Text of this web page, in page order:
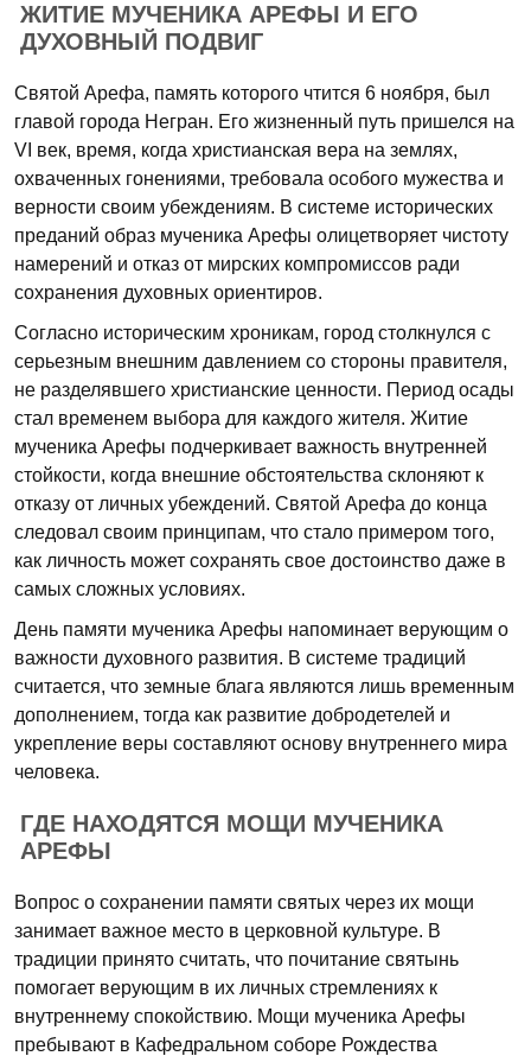
ЖИТИЕ МУЧЕНИКА АРЕФЫ И ЕГО
ДУХОВНЫЙ ПОДВИГ
Святой Арефа, память которого чтится 6 ноября, был
главой города Негран. Его жизненный путь пришелся на
VI век, время, когда христианская вера на землях,
охваченных гонениями, требовала особого мужества и
верности своим убеждениям. В системе исторических
преданий образ мученика Арефы олицетворяет чистоту
намерений и отказ от мирских компромиссов ради
сохранения духовных ориентиров.
Согласно историческим хроникам, город столкнулся с
серьезным внешним давлением со стороны правителя,
не разделявшего христианские ценности. Период осады
стал временем выбора для каждого жителя. Житие
мученика Арефы подчеркивает важность внутренней
стойкости, когда внешние обстоятельства склоняют к
отказу от личных убеждений. Святой Арефа до конца
следовал своим принципам, что стало примером того,
как личность может сохранять свое достоинство даже в
самых сложных условиях.
День памяти мученика Арефы напоминает верующим о
важности духовного развития. В системе традиций
считается, что земные блага являются лишь временным
дополнением, тогда как развитие добродетелей и
укрепление веры составляют основу внутреннего мира
человека.
ГДЕ НАХОДЯТСЯ МОЩИ МУЧЕНИКА
АРЕФЫ
Вопрос о сохранении памяти святых через их мощи
занимает важное место в церковной культуре. В
традиции принято считать, что почитание святынь
помогает верующим в их личных стремлениях к
внутреннему спокойствию. Мощи мученика Арефы
пребывают в Кафедральном соборе Рождества